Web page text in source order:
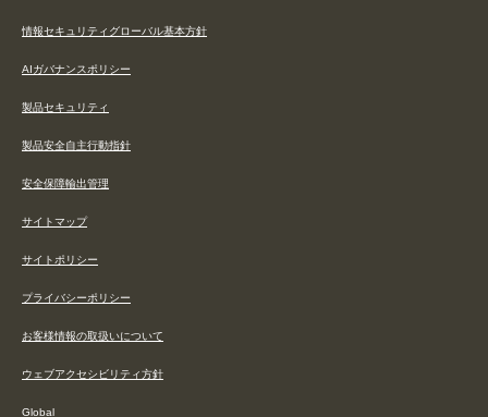
情報セキュリティグローバル基本方針
AIガバナンスポリシー
製品セキュリティ
製品安全自主行動指針
安全保障輸出管理
サイトマップ
サイトポリシー
プライバシーポリシー
お客様情報の取扱いについて
ウェブアクセシビリティ方針
Global